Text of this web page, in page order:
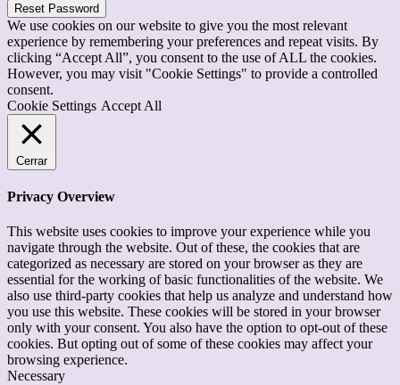
Reset Password
We use cookies on our website to give you the most relevant
experience by remembering your preferences and repeat visits. By
clicking “Accept All”, you consent to the use of ALL the cookies.
However, you may visit "Cookie Settings" to provide a controlled
consent.
Cookie Settings Accept All
Cerrar
Privacy Overview
This website uses cookies to improve your experience while you
navigate through the website. Out of these, the cookies that are
categorized as necessary are stored on your browser as they are
essential for the working of basic functionalities of the website. We
also use third-party cookies that help us analyze and understand how
you use this website. These cookies will be stored in your browser
only with your consent. You also have the option to opt-out of these
cookies. But opting out of some of these cookies may affect your
browsing experience.
Necessary